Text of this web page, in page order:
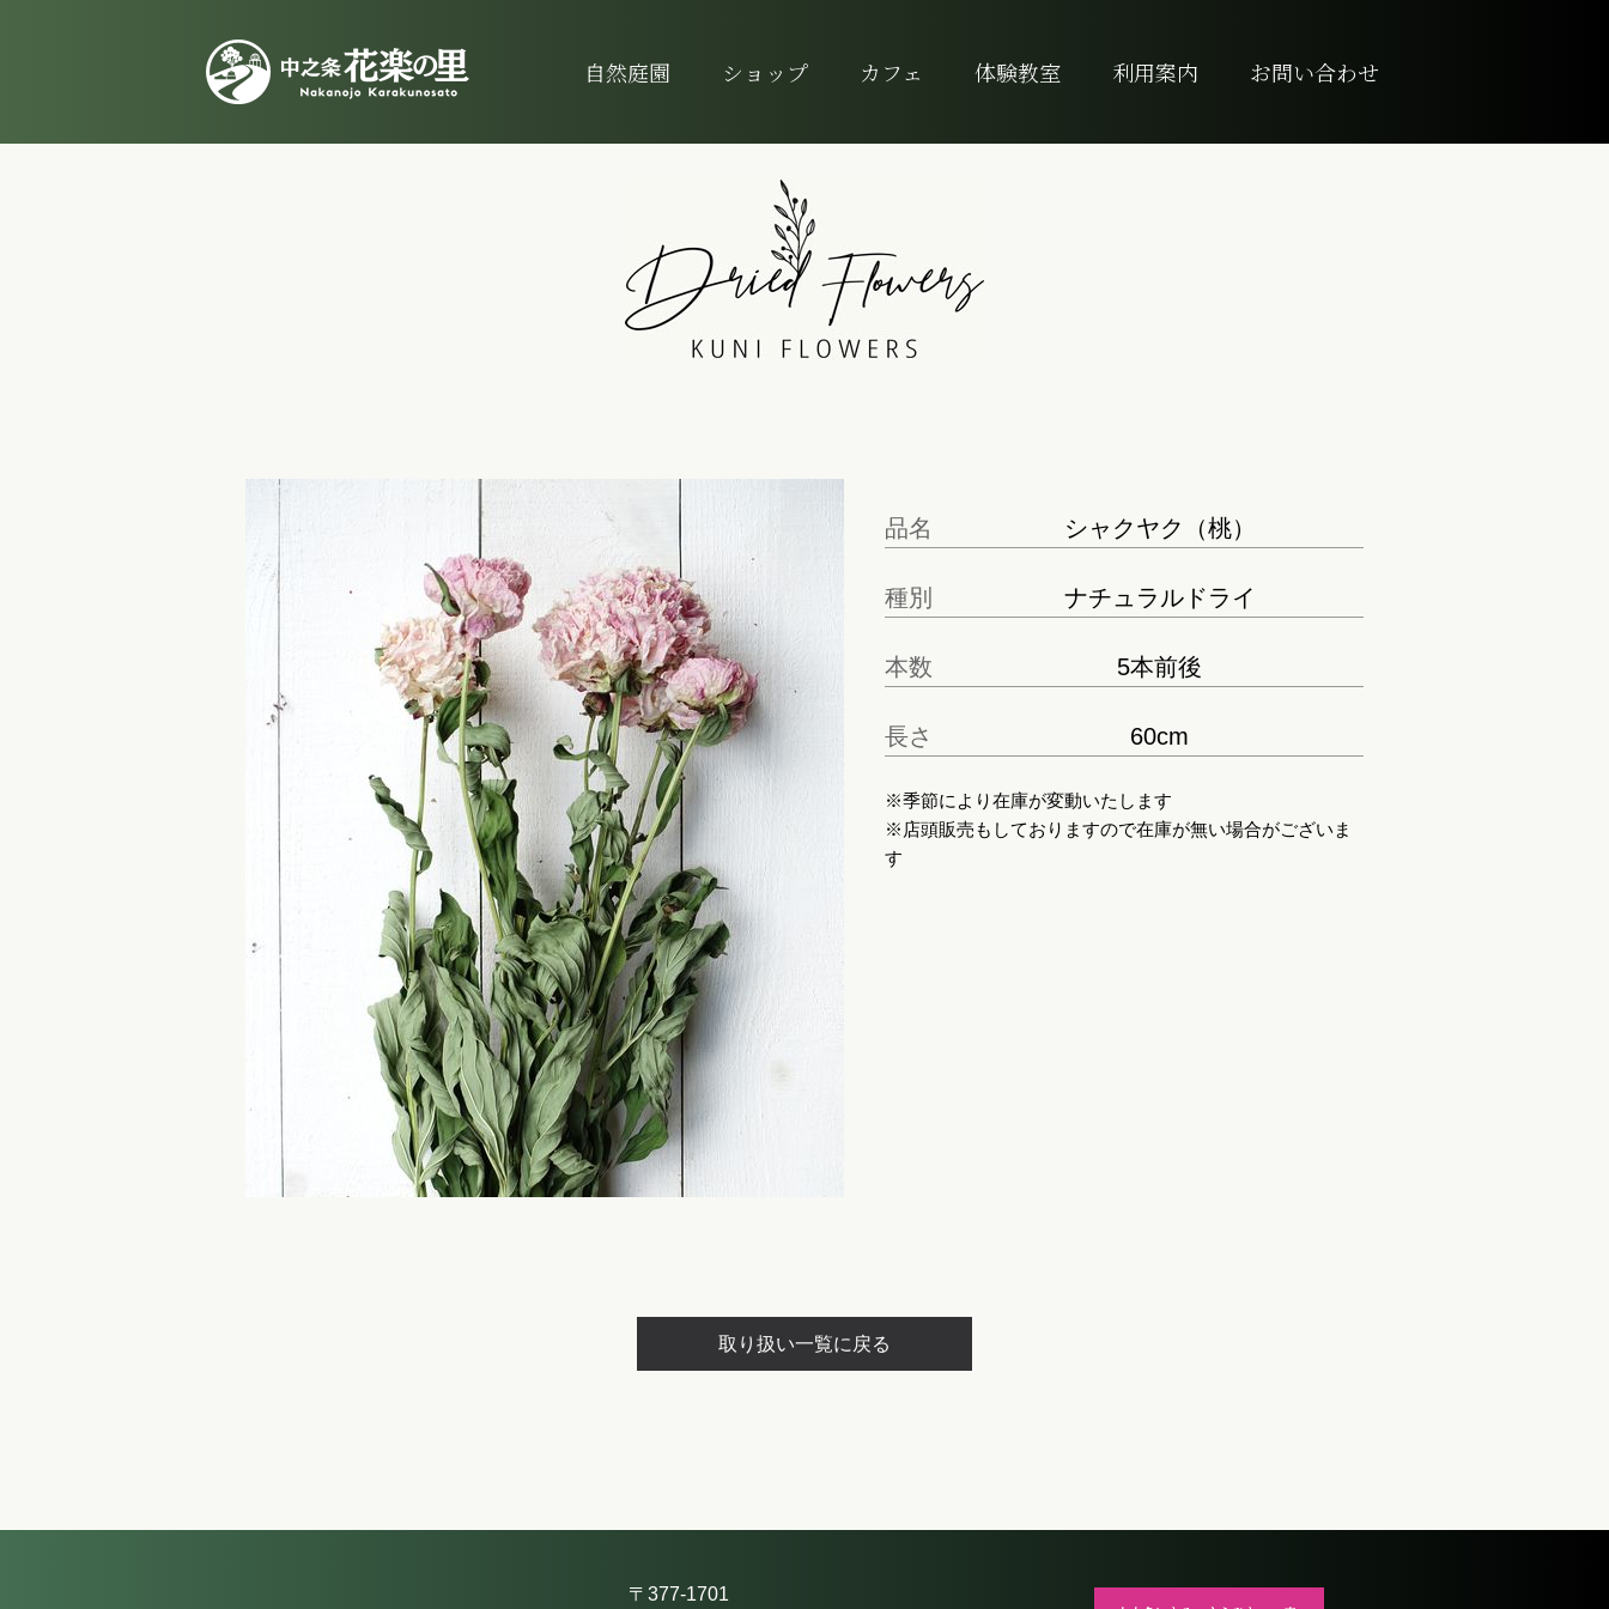
自然庭園 ショップ カフェ 体験教室 利用案内 お問い合わせ
品名 シャクヤク（桃）
種別 ナチュラルドライ
本数 5本前後
長さ 60cm
※季節により在庫が変動いたします
※店頭販売もしておりますので在庫が無い場合がございま
す
取り扱い一覧に戻る
〒377-1701